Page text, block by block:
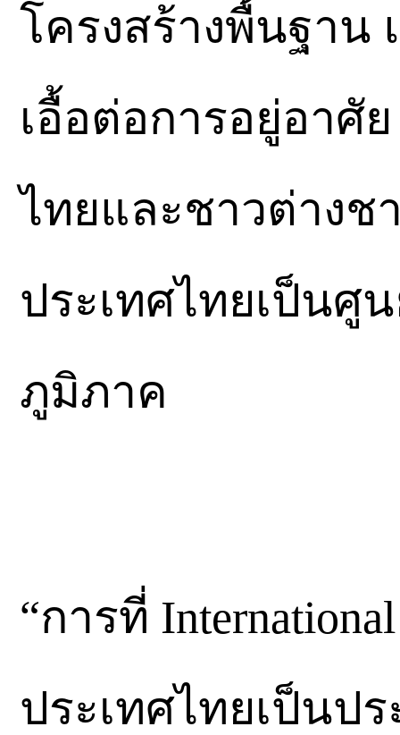
โครงสร้างพื้นฐาน
เอื้อต่อการอยู่อาศั
ไทยและชาวต่างช
ประเทศไทยเป็นศู
ภูมิภาค
“การที่
ประเทศไทยเป็นป